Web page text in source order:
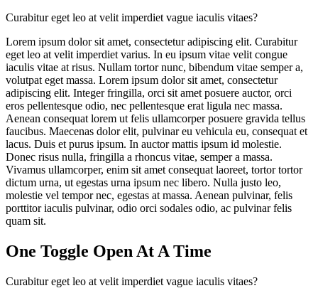
Curabitur eget leo at velit imperdiet vague iaculis vitaes?
Lorem ipsum dolor sit amet, consectetur adipiscing elit. Curabitur
eget leo at velit imperdiet varius. In eu ipsum vitae velit congue
iaculis vitae at risus. Nullam tortor nunc, bibendum vitae semper a,
volutpat eget massa. Lorem ipsum dolor sit amet, consectetur
adipiscing elit. Integer fringilla, orci sit amet posuere auctor, orci
eros pellentesque odio, nec pellentesque erat ligula nec massa.
Aenean consequat lorem ut felis ullamcorper posuere gravida tellus
faucibus. Maecenas dolor elit, pulvinar eu vehicula eu, consequat et
lacus. Duis et purus ipsum. In auctor mattis ipsum id molestie.
Donec risus nulla, fringilla a rhoncus vitae, semper a massa.
Vivamus ullamcorper, enim sit amet consequat laoreet, tortor tortor
dictum urna, ut egestas urna ipsum nec libero. Nulla justo leo,
molestie vel tempor nec, egestas at massa. Aenean pulvinar, felis
porttitor iaculis pulvinar, odio orci sodales odio, ac pulvinar felis
quam sit.
One Toggle Open At A Time
Curabitur eget leo at velit imperdiet vague iaculis vitaes?